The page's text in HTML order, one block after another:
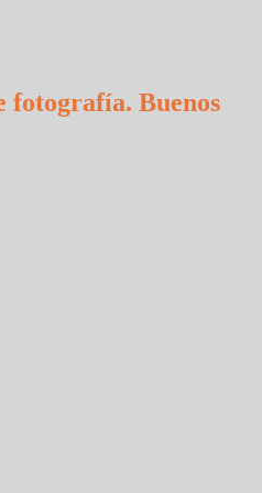
fotografía. Buenos